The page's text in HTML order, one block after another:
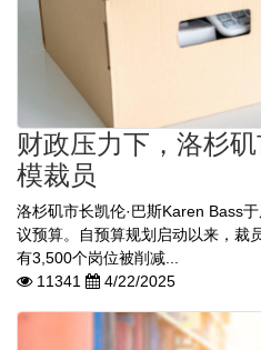
财政压力下，洛杉
模裁员
洛杉矶市长凯伦·巴斯Karen Bass
议预算。自预算规划启动以来，裁
有3,500个岗位被削减...
11341
4/22/2025